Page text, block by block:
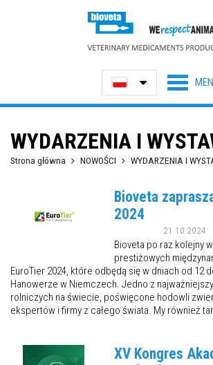
WYDARZENIA I
Strona główna NOWOŚCI WYDARZENIA I
Bioveta
2024
21.10.2024
Bioveta po raz kolejny
prestiżowych
EuroTier 2024, które odbędą się w dniach od 12
Hanowerze w Niemczech. Jedno z
rolniczych na świecie, poświęcone hodowli
ekspertów i firmy z całego świata. My również
XV Kongres